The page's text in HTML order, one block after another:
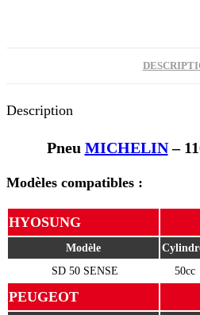
Description
Pneu MICHELIN–
Modèles compatibles :
HYOSUNG
Modèle
SD 50 SENSE
50cc
PEUGEOT